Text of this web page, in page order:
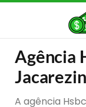
Agência
A agência